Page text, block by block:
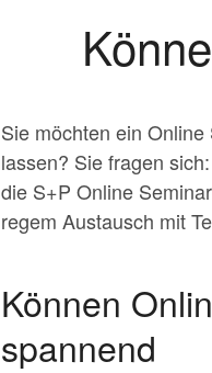
Sie möchten ein
lassen? Sie fragen
die S+P Online
regem Austausch mit
Können
spannend